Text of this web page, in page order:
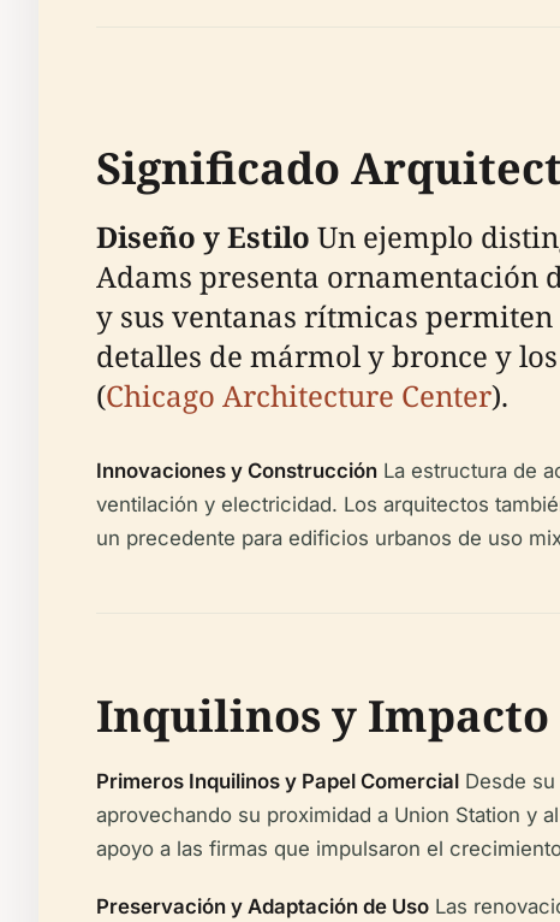
Significado
Diseño y Estilo Un ejemplo
Adams presenta ornamentación
y sus ventanas rítmicas
detalles de mármol y bronce y
(Chicago Architecture Center).
Innovaciones y Construcción La estructura de
ventilación y electricidad. Los arquitectos
un precedente para edificios urbanos de uso
Inquilinos y Impacto
Primeros Inquilinos y Papel Comercial Desde
aprovechando su proximidad a Union Station y
apoyo a las firmas que impulsaron el
Preservación y Adaptación de Uso Las